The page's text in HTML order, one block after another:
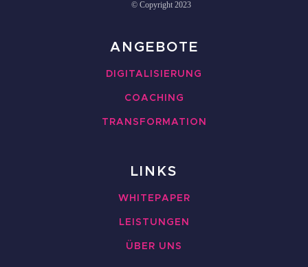
© Copyright 2023
ANGEBOTE
DIGITALISIERUNG
COACHING
TRANSFORMATION
LINKS
WHITEPAPER
LEISTUNGEN
ÜBER UNS